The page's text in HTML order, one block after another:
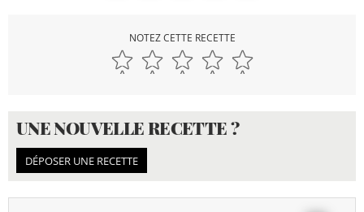
NOTEZ CETTE RECETTE
UNE NOUVELLE RECETTE ?
DÉPOSER UNE RECETTE